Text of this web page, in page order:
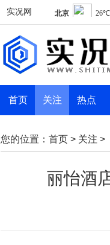
实况网
首页 关注 热点
您的位置： 首页 > 关注 >
丽怡酒